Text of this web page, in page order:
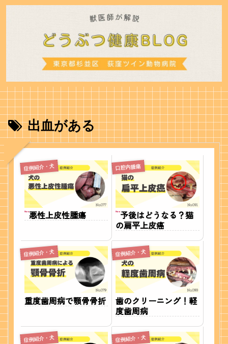
出血がある
症例紹介・犬
New悪性上皮性腫瘍
口腔内腫瘍
New予後はどうなる？猫
の扁平上皮癌
症例紹介・犬
重度歯周病で顎骨骨折
症例紹介・犬
歯のクリーニング！軽
度歯周病
症例紹介・犬 症例紹介・犬